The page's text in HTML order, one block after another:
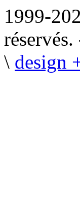
1999-
réservés.
\ design